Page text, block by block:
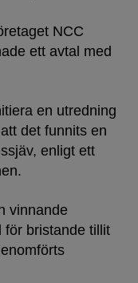
NCC
ett avtal med
en utredning
det funnits en
enligt ett
vinnande
för bristande tillit